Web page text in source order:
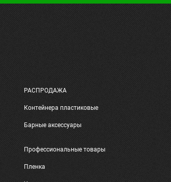
РАСПРОДАЖА
Контейнера пластиковые
Барные аксессуары
Профессиональные товары
Пленка